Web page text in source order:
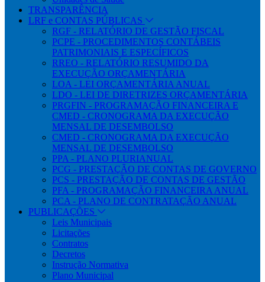
TRANSPARÊNCIA
LRF e CONTAS PÚBLICAS
RGF - RELATÓRIO DE GESTÃO FISCAL
PCPE - PROCEDIMENTOS CONTÁBEIS
PATRIMONIAIS E ESPECÍFICOS
RREO - RELATÓRIO RESUMIDO DA
EXECUÇÃO ORÇAMENTÁRIA
LOA - LEI ORÇAMENTÁRIA ANUAL
LDO - LEI DE DIRETRIZES ORÇAMENTÁRIA
PRGFIN - PROGRAMAÇÃO FINANCEIRA E
CMED - CRONOGRAMA DA EXECUÇÃO
MENSAL DE DESEMBOLSO
CMED - CRONOGRAMA DA EXECUÇÃO
MENSAL DE DESEMBOLSO
PPA - PLANO PLURIANUAL
PCG - PRESTAÇÃO DE CONTAS DE GOVERNO
PCS - PRESTAÇÃO DE CONTAS DE GESTÃO
PFA - PROGRAMAÇÃO FINANCEIRA ANUAL
PCA - PLANO DE CONTRATAÇÃO ANUAL
PUBLICAÇÕES
Leis Municipais
Licitações
Contratos
Decretos
Instrução Normativa
Plano Municipal